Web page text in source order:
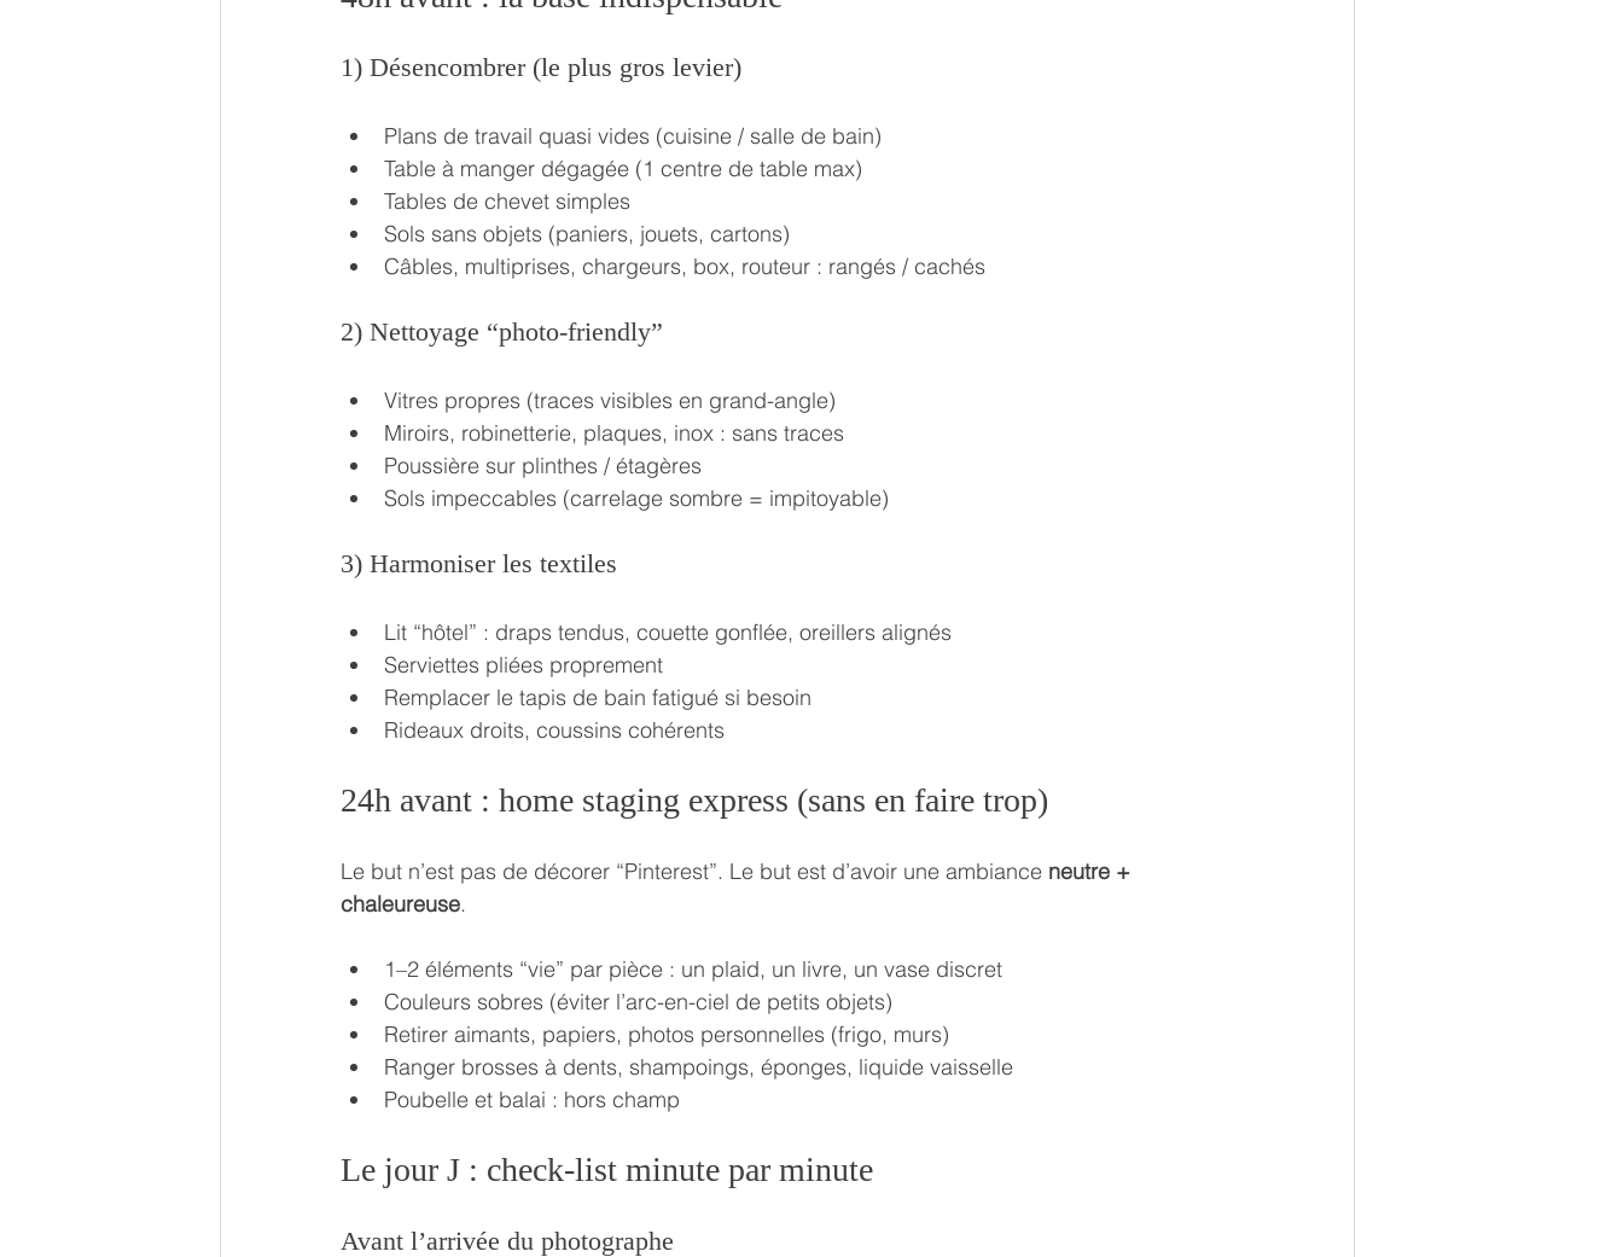
1) Désencombrer (le plus gros levier)
Plans de travail quasi vides (cuisine / salle de bain)
Table à manger dégagée (1 centre de table max)
Tables de chevet simples
Sols sans objets (paniers, jouets, cartons)
Câbles, multiprises, chargeurs, box, routeur : rangés / cachés
2) Nettoyage “photo-friendly”
Vitres propres (traces visibles en grand-angle)
Miroirs, robinetterie, plaques, inox : sans traces
Poussière sur plinthes / étagères
Sols impeccables (carrelage sombre = impitoyable)
3) Harmoniser les textiles
Lit “hôtel” : draps tendus, couette gonflée, oreillers alignés
Serviettes pliées proprement
Remplacer le tapis de bain fatigué si besoin
Rideaux droits, coussins cohérents
24h avant : home staging express (sans en faire trop)
Le but n’est pas de décorer “Pinterest”. Le but est d’avoir une ambiance neutre +
chaleureuse.
1–2 éléments “vie” par pièce : un plaid, un livre, un vase discret
Couleurs sobres (éviter l’arc-en-ciel de petits objets)
Retirer aimants, papiers, photos personnelles (frigo, murs)
Ranger brosses à dents, shampoings, éponges, liquide vaisselle
Poubelle et balai : hors champ
Le jour J : check-list minute par minute
Avant l’arrivée du photographe